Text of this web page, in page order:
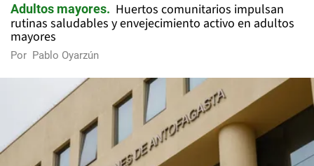
Adultos mayores
Huertos comunitarios impulsan
rutinas saludables y envejecimiento activo en adultos
mayores
Por Pablo Oyarzún